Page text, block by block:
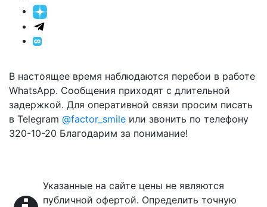
В настоящее время наблюдаются перебои в работе
WhatsApp. Сообщения приходят с длительной
задержкой. Для оперативной связи просим писать
в Telegram @factor_smile или звонить по телефону
320-10-20 Благодарим за понимание!
Указанные на сайте цены не являются
публичной офертой. Определить точную